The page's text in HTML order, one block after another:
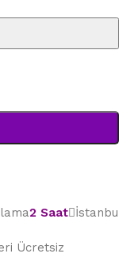
2 Saat İstanbul içi
Ücretsiz